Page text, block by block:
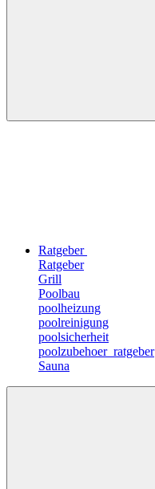
Ratgeber
Ratgeber
Grill
Poolbau
poolheizung
poolreinigung
poolsicherheit
poolzubehoer_ratgeber
Sauna